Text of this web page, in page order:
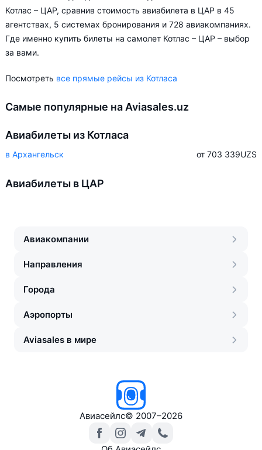
Котлас – ЦАР, сравнив стоимость авиабилета в ЦАР в 45
агентствах, 5 системах бронирования и 728 авиакомпаниях.
Где именно купить билеты на самолет Котлас – ЦАР – выбор
за вами.
Посмотреть все прямые рейсы из Котласа
Самые популярные на Aviasales.uz
Авиабилеты из Котласа
в Архангельск от 703 339UZS
Авиабилеты в ЦАР
Авиакомпании
Направления
Города
Аэропорты
Aviasales в мире
Авиасейлс© 2007–2026